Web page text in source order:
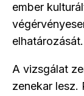
ember
elhatározását.
A vizsgálat
zenekar lesz.